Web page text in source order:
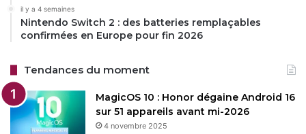
il y a 4 semaines
Nintendo Switch 2 : des batteries remplaçables
confirmées en Europe pour fin 2026
Tendances du moment
MagicOS 10 : Honor dégaine Android 16
sur 51 appareils avant mi-2026
4 novembre 2025